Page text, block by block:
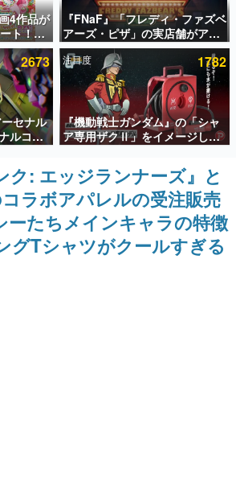
一覧
り記事
数が数千以上！ ページビュー数万以上！ などな
の人々に読まれた、電ファミ渾身の“殿堂入り”記
ました。
の企画書
ムクリエイターの方々に製作時のエピソードをお
ヒットする企画（ゲーム）とは何か？を探ってい
解いてはいけない。『赫本』は、〈試験問題〉
4作品が
ト！な
映画ほぼ
ちゃけ
『FNaF』「フレディ・ファズベ
アーズ・ピザ」の実店舗がアメ
リカの商業施設「American
Dream」に2027年オープン！
ScottGamesとの共同開発、食
事だけでなくステージショーや
没入型のホラー体験も楽しめる
2673
セナル
ルコマ
からオ
、2027
注目度 1782
『機動戦士ガンダム』の「シャ
ア専用ザクⅡ」をイメージした
散水ホースリールが予約開始。
本体にはシャアのパーソナルマ
ークやジオン公国軍のエンブレ
ム、型式番号などを配置
ク: エッジランナーズ』と
ラボアパレルの受注販売
ーたちメインキャラの特徴
グTシャツがクールすぎる